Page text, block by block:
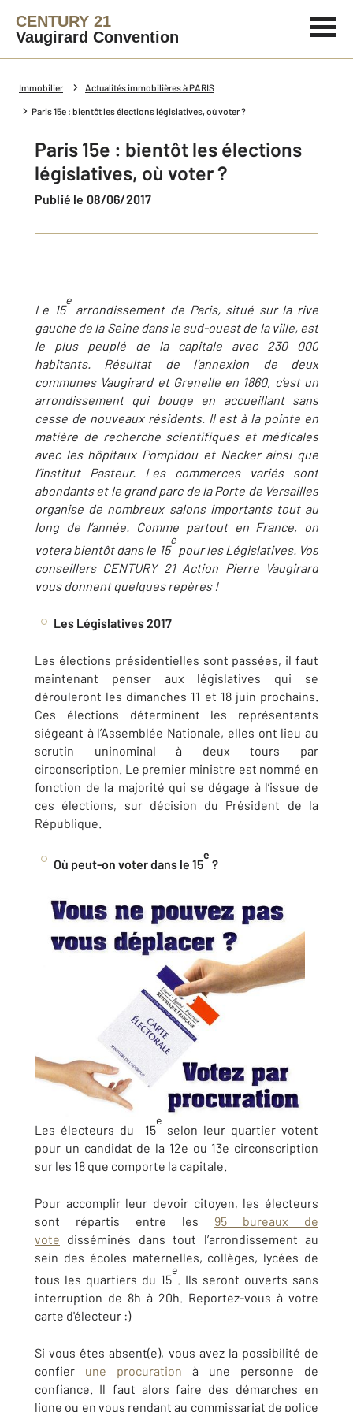
CENTURY 21
Vaugirard Convention
Immobilier Actualités immobilières à PARIS
Paris 15e : bientôt les élections législatives, où voter ?
Paris 15e : bientôt les élections
législatives, où voter ?
Publié le 08/06/2017
Le 15
e
arrondissement de Paris, situé sur la rive
gauche de la Seine dans le sud-ouest de la ville, est
le plus peuplé de la capitale avec 230 000
habitants. Résultat de l’annexion de deux
communes Vaugirard et Grenelle en 1860, c’est un
arrondissement qui bouge en accueillant sans
cesse de nouveaux résidents. Il est à la pointe en
matière de recherche scientifiques et médicales
avec les hôpitaux Pompidou et Necker ainsi que
l’institut Pasteur. Les commerces variés sont
abondants et le grand parc de la Porte de Versailles
organise de nombreux salons importants tout au
long de l’année. Comme partout en France, on
votera bientôt dans le 15
e
pour les Législatives. Vos
conseillers CENTURY 21 Action Pierre Vaugirard
vous donnent quelques repères !
Les Législatives 2017
Les élections présidentielles sont passées, il faut
maintenant penser aux législatives qui se
dérouleront les dimanches 11 et 18 juin prochains.
Ces élections déterminent les représentants
siégeant à l’Assemblée Nationale, elles ont lieu au
scrutin uninominal à deux tours par
circonscription. Le premier ministre est nommé en
fonction de la majorité qui se dégage à l’issue de
ces élections, sur décision du Président de la
République.
Où peut-on voter dans le 15
e
?
Les électeurs du 15
e
selon leur quartier votent
pour un candidat de la 12e ou 13e circonscription
sur les 18 que comporte la capitale.
Pour accomplir leur devoir citoyen, les électeurs
sont répartis entre les 95 bureaux de
vote disséminés dans tout l’arrondissement au
sein des écoles maternelles, collèges, lycées de
tous les quartiers du 15
e
. Ils seront ouverts sans
interruption de 8h à 20h. Reportez-vous à votre
carte d'électeur :)
Si vous êtes absent(e), vous avez la possibilité de
confier une procuration à une personne de
confiance. Il faut alors faire des démarches en
ligne ou en vous rendant au commissariat de police